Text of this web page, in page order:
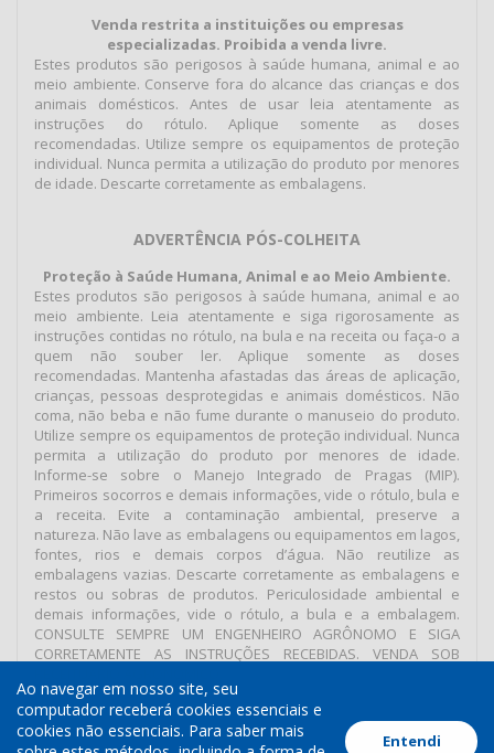
Venda restrita a instituições ou empresas
especializadas. Proibida a venda livre.
Estes produtos são perigosos à saúde humana, animal e ao
meio ambiente. Conserve fora do alcance das crianças e dos
animais domésticos. Antes de usar leia atentamente as
instruções do rótulo. Aplique somente as doses
recomendadas. Utilize sempre os equipamentos de proteção
individual. Nunca permita a utilização do produto por menores
de idade. Descarte corretamente as embalagens.
ADVERTÊNCIA PÓS-COLHEITA
Proteção à Saúde Humana, Animal e ao Meio Ambiente.
Estes produtos são perigosos à saúde humana, animal e ao
meio ambiente. Leia atentamente e siga rigorosamente as
instruções contidas no rótulo, na bula e na receita ou faça-o a
quem não souber ler. Aplique somente as doses
recomendadas. Mantenha afastadas das áreas de aplicação,
crianças, pessoas desprotegidas e animais domésticos. Não
coma, não beba e não fume durante o manuseio do produto.
Utilize sempre os equipamentos de proteção individual. Nunca
permita a utilização do produto por menores de idade.
Informe-se sobre o Manejo Integrado de Pragas (MIP).
Primeiros socorros e demais informações, vide o rótulo, bula e
a receita. Evite a contaminação ambiental, preserve a
natureza. Não lave as embalagens ou equipamentos em lagos,
fontes, rios e demais corpos d’água. Não reutilize as
embalagens vazias. Descarte corretamente as embalagens e
restos ou sobras de produtos. Periculosidade ambiental e
demais informações, vide o rótulo, a bula e a embalagem.
CONSULTE SEMPRE UM ENGENHEIRO AGRÔNOMO E SIGA
CORRETAMENTE AS INSTRUÇÕES RECEBIDAS. VENDA SOB
Termos de Uso Política de Cookies Política de Privacidade
Ao navegar em nosso site, seu
computador receberá cookies essenciais e
cookies não essenciais. Para saber mais
Entendi